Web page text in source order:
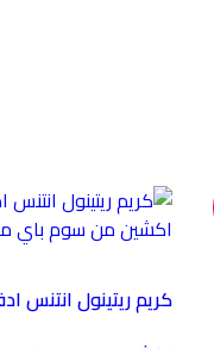
كريم ريتينول انتنس